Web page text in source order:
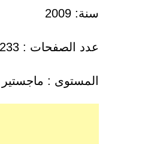
سنة: 2009
عدد الصفحات : 233
المستوى : ماجستير